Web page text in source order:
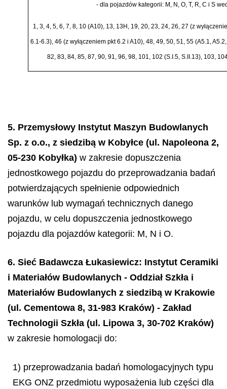
- dla pojazdów kategorii: M, N, O, T, R, C i S
1, 3, 4, 5, 6, 7, 8, 10 (A10), 13, 13H, 19, 20, 23, 24, 26, 27 (z wyłą
6.1-6.3), 46 (z wyłączeniem pkt 6.2 i A10), 48, 49, 50, 51, 55 (A5.1,
82, 83, 84, 85, 87, 90, 91, 96, 98, 101, 102 (S.I.5, S.II.13), 103,
5. Przemysłowy Instytut Maszyn Budowlanych
Sp. z o.o., z siedzibą w Kobyłce (ul. Napoleona 2,
05-230 Kobyłka) w zakresie dopuszczenia
jednostkowego pojazdu do przeprowadzania badań
potwierdzających spełnienie odpowiednich
warunków lub wymagań technicznych danego
pojazdu, w celu dopuszczenia jednostkowego
pojazdu dla pojazdów kategorii: M, N i O.
6. Sieć Badawcza Łukasiewicz: Instytut Ceramiki
i Materiałów Budowlanych - Oddział Szkła i
Materiałów Budowlanych z siedzibą w Krakowie
(ul. Cementowa 8, 31-983 Kraków) - Zakład
Technologii Szkła (ul. Lipowa 3, 30-702 Kraków)
w zakresie homologacji do:
1) przeprowadzania badań homologacyjnych typu
EKG ONZ przedmiotu wyposażenia lub części dla